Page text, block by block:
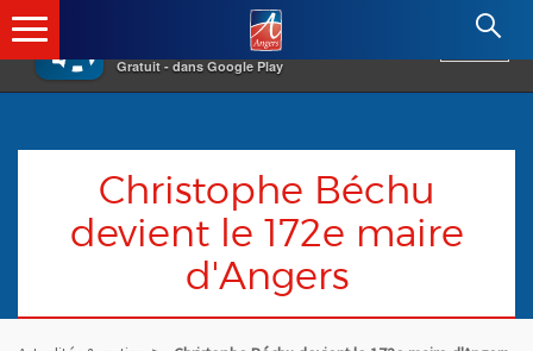
×
Gratuit - dans Google Play
Angers.fr : Retour à l'accueil
Christophe Béchu
devient le 172e maire
d'Angers